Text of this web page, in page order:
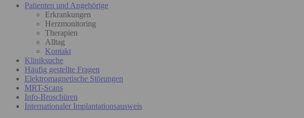
Patienten und Angehörige
Erkrankungen
Herzmonitoring
Therapien
Alltag
Kontakt
Kliniksuche
Häufig gestellte Fragen
Elektromagnetische Störungen
MRT-Scans
Info-Broschüren
Internationaler Implantationsausweis